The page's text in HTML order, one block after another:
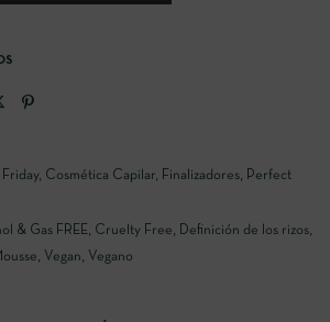
Friday, Cosmética Capilar, Finalizadores, Perfect
& Gas FREE, Cruelty Free, Definición de los rizos,
, Vegan, Vegano